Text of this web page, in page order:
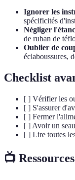
Ignorer les
spécificités
Négliger
de ruban de
Oublier de
éclaboussures,
Checklist
[ ] Vérifier les
[ ] S'assurer
[ ] Fermer
[ ] Avoir un
[ ] Lire toutes
📺